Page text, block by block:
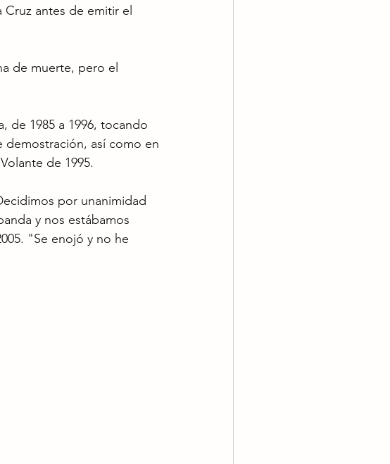
antes de emitir el
de muerte, pero el
de 1985 a 1996, tocando
demostración, así como en
de 1995.
por unanimidad
y nos estábamos
"Se enojó y no he